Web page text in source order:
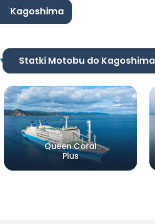
Kagoshima
Statki Motobu do Kagoshima
Queen Coral
Plus